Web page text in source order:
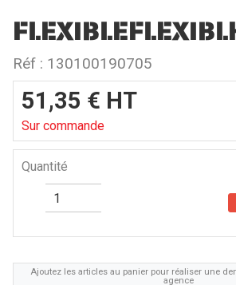
Réf : 130100190705
Ajoutez les articles au panier pour réaliser une
agence
51,35 € HT
Sur commande
Quantité